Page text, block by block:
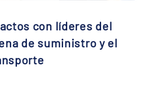
con líderes del
de suministro y el